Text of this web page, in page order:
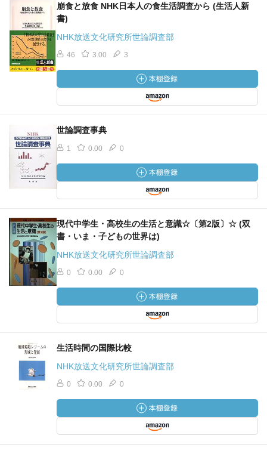
崩食と放食 NHK日本人の食生活調査から (生活人新
書)
NHK放送文化研究所世論調査部
46 3.00 3
世論調査事典
1 0.00 0
現代中学生・高校生の生活と意識☆〔第2版〕☆ (双
書・いま・子どもの世界は)
NHK放送文化研究所世論調査部
0 0.00 0
生活時間の国際比較
NHK放送文化研究所世論調査部
0 0.00 0